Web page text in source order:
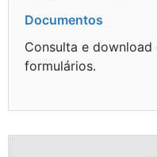
Documentos
Consulta e
formulários.